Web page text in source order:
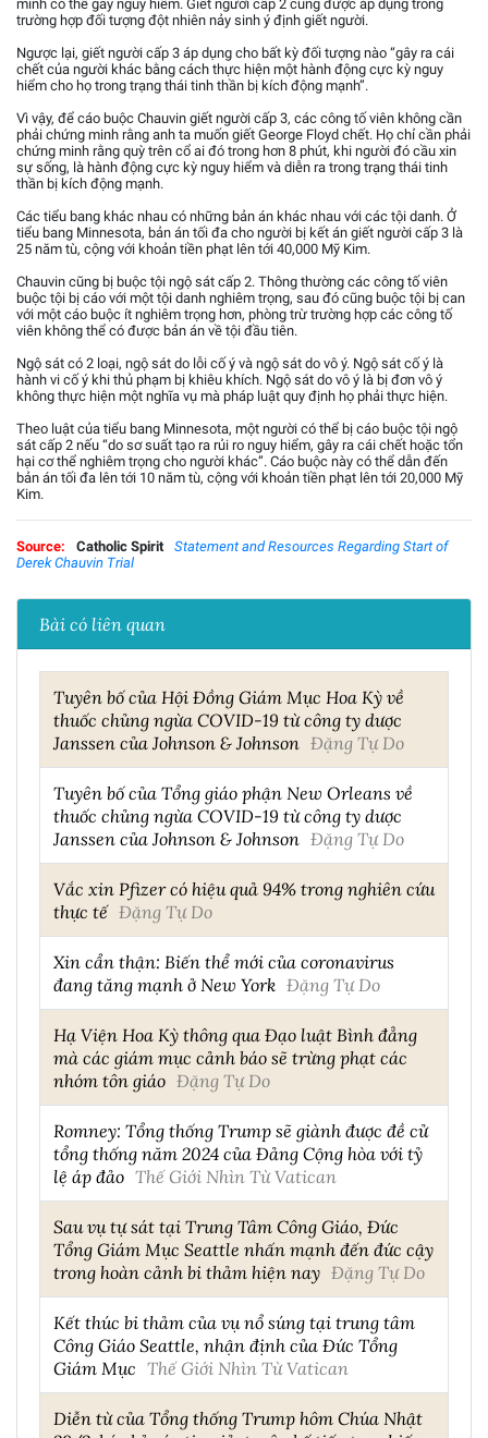
mình có thể gây nguy hiểm. Giết người cấp 2 cũng được áp dụng trong
trường hợp đối tượng đột nhiên nảy sinh ý định giết người.
Ngược lại, giết người cấp 3 áp dụng cho bất kỳ đối tượng nào “gây ra cái
chết của người khác bằng cách thực hiện một hành động cực kỳ nguy
hiểm cho họ trong trạng thái tinh thần bị kích động mạnh”.
Vì vậy, để cáo buộc Chauvin giết người cấp 3, các công tố viên không cần
phải chứng minh rằng anh ta muốn giết George Floyd chết. Họ chỉ cần phải
chứng minh rằng quỳ trên cổ ai đó trong hơn 8 phút, khi người đó cầu xin
sự sống, là hành động cực kỳ nguy hiểm và diễn ra trong trạng thái tinh
thần bị kích động mạnh.
Các tiểu bang khác nhau có những bản án khác nhau với các tội danh. Ở
tiểu bang Minnesota, bản án tối đa cho người bị kết án giết người cấp 3 là
25 năm tù, cộng với khoản tiền phạt lên tới 40,000 Mỹ Kim.
Chauvin cũng bị buộc tội ngộ sát cấp 2. Thông thường các công tố viên
buộc tội bị cáo với một tội danh nghiêm trọng, sau đó cũng buộc tội bị can
với một cáo buộc ít nghiêm trọng hơn, phòng trừ trường hợp các công tố
viên không thể có được bản án về tội đầu tiên.
Ngộ sát có 2 loại, ngộ sát do lỗi cố ý và ngộ sát do vô ý. Ngộ sát cố ý là
hành vi cố ý khi thủ phạm bị khiêu khích. Ngộ sát do vô ý là bị đơn vô ý
không thực hiện một nghĩa vụ mà pháp luật quy định họ phải thực hiện.
Theo luật của tiểu bang Minnesota, một người có thể bị cáo buộc tội ngộ
sát cấp 2 nếu “do sơ suất tạo ra rủi ro nguy hiểm, gây ra cái chết hoặc tổn
hại cơ thể nghiêm trọng cho người khác”. Cáo buộc này có thể dẫn đến
bản án tối đa lên tới 10 năm tù, cộng với khoản tiền phạt lên tới 20,000 Mỹ
Kim.
Source: Catholic Spirit
Statement and Resources Regarding Start of
Derek Chauvin Trial
Bài có liên quan
Tuyên bố của Hội Đồng Giám Mục Hoa Kỳ về
thuốc chủng ngừa COVID-19 từ công ty dược
Janssen của Johnson & Johnson Đặng Tự Do
Tuyên bố của Tổng giáo phận New Orleans về
thuốc chủng ngừa COVID-19 từ công ty dược
Janssen của Johnson & Johnson Đặng Tự Do
Vắc xin Pfizer có hiệu quả 94% trong nghiên cứu
thực tế Đặng Tự Do
Xin cẩn thận: Biến thể mới của coronavirus
đang tăng mạnh ở New York Đặng Tự Do
Hạ Viện Hoa Kỳ thông qua Đạo luật Bình đẳng
mà các giám mục cảnh báo sẽ trừng phạt các
nhóm tôn giáo Đặng Tự Do
Romney: Tổng thống Trump sẽ giành được đề cử
tổng thống năm 2024 của Đảng Cộng hòa với tỷ
lệ áp đảo Thế Giới Nhìn Từ Vatican
Sau vụ tự sát tại Trung Tâm Công Giáo, Đức
Tổng Giám Mục Seattle nhấn mạnh đến đức cậy
trong hoàn cảnh bi thảm hiện nay Đặng Tự Do
Kết thúc bi thảm của vụ nổ súng tại trung tâm
Công Giáo Seattle, nhận định của Đức Tổng
Giám Mục Thế Giới Nhìn Từ Vatican
Diễn từ của Tổng thống Trump hôm Chúa Nhật